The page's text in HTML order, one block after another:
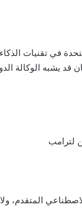
في تقنيات
قد يشبه الوكالة
لترامب
المتقدم،